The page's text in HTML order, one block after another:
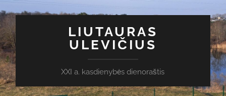
LIUTAURAS
ULEVIČIUS
XXI a. kasdienybės dienoraštis